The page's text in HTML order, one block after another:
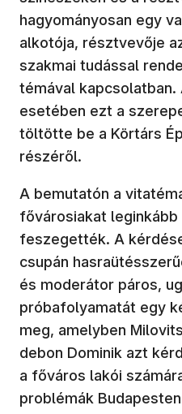
hagyományosan egy
alkotója, résztvevője
szakmai tudással
témával kapcsolatban.
esetében ezt a
töltötte be a Körtárs
részéről.
A bemutatón a
fővárosiakat
feszegették. A
csupán
és moderátor páros,
próbafolyamatát egy
meg, amelyben
debon Dominik azt
a főváros lakói
problémák